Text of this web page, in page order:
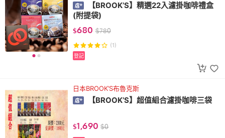
【BROOK’S】精選22入濾掛咖啡禮盒
(附提袋)
$680 $780
(1)
登記
日本BROOK’S布魯克斯
【BROOK’S】超值組合濾掛咖啡三袋
$1,690 $0